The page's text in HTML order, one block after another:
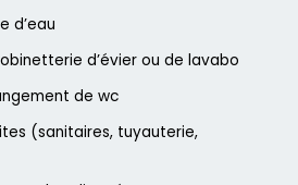
d’eau
d’évier ou de lavabo
de wc
(sanitaires, tuyauterie,